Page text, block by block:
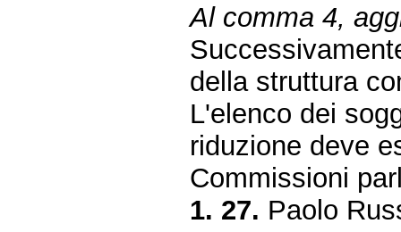
Al comma 4,
della struttura
L'elenco dei
riduzione deve
Commissioni
1. 27. Paolo